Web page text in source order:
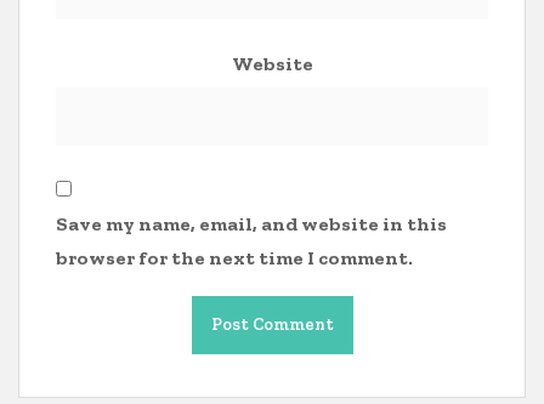
Website
Save my name, email, and website in this
browser for the next time I comment.